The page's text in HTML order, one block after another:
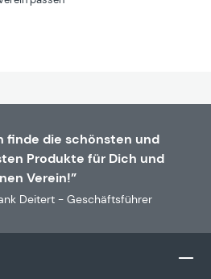
finde die schönsten und
Produkte für Dich und
Verein!”
Deitert - Geschäftsführer